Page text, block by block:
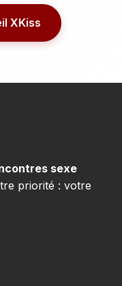
XKiss
sexe
priorité : votre